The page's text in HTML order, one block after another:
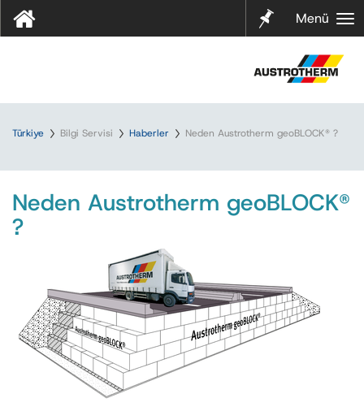
Notları
Menü
Türkiye Bilgi Servisi Haberler Neden Austrotherm geoBLOCK® ?
Neden Austrotherm geoBLOCK®
?